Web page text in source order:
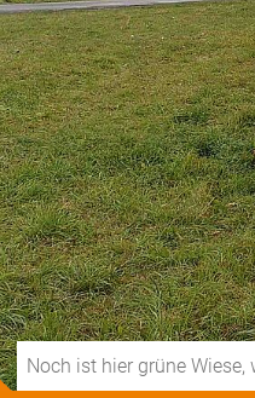
Noch ist hier grüne